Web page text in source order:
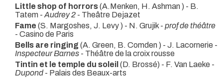
Little shop of horrors(A.Menken, H. Ashman ) - B.
Tatem - Audrey 2 - Theâtre Dejazet
Fame (S. Margoshes, J. Levy ) - N. Grujik - prof de théâtre
- Casino de Paris
Bells are ringing (A. Green, B. Comden ) - J. Lacornerie -
Inspecteur Barnes - Théâtre de la croix rousse
Tintin et le temple du soleil (D. Brossé) - F. Van Laeke -
Dupond - Palais des Beaux-arts